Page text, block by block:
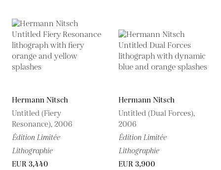
Hermann Nitsch
Untitled (Fiery
Resonance), 2006
Édition Limitée
Lithographie
EUR 3,440
Hermann Nitsch
Untitled (Dual Forces),
2006
Édition Limitée
Lithographie
EUR 3,900